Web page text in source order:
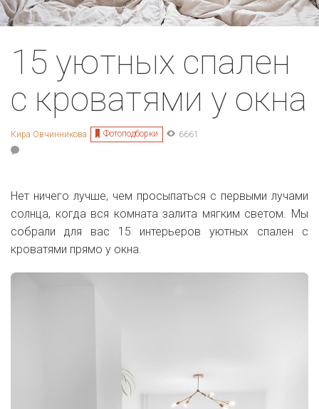
15 уютных спален
с кроватями у окна
Кира Овчинникова Фотоподборки 6661
Нет ничего лучше, чем просыпаться с первыми лучами
солнца, когда вся комната залита мягким светом. Мы
собрали для вас 15 интерьеров уютных спален с
кроватями прямо у окна.